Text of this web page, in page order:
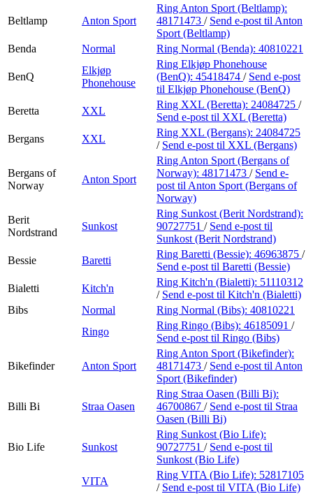
Beltlamp Anton Sport
Ring Anton Sport (Beltlamp):
48171473 / Send e-post til Anton
Sport (Beltlamp)
Benda
Normal Ring Normal (Benda): 40810221
BenQ
Elkjøp
Phonehouse
Ring Elkjøp Phonehouse
(BenQ): 45418474 / Send e-post
til Elkjøp Phonehouse (BenQ)
Beretta
XXL
Ring XXL (Beretta): 24084725 /
Send e-post til XXL (Beretta)
Bergans
XXL
Ring XXL (Bergans): 24084725
/ Send e-post til XXL (Bergans)
Bergans of
Norway
Anton Sport
Ring Anton Sport (Bergans of
Norway): 48171473 / Send e-
post til Anton Sport (Bergans of
Norway)
Berit
Nordstrand
Sunkost
Ring Sunkost (Berit Nordstrand):
90727751 / Send e-post til
Sunkost (Berit Nordstrand)
Bessie
Baretti
Ring Baretti (Bessie): 46963875 /
Send e-post til Baretti (Bessie)
Bialetti
Kitch'n
Ring Kitch'n (Bialetti): 51110312
/ Send e-post til Kitch'n (Bialetti)
Bibs
Normal Ring Normal (Bibs): 40810221
Ringo
Ring Ringo (Bibs): 46185091 /
Send e-post til Ringo (Bibs)
Bikefinder Anton Sport
Ring Anton Sport (Bikefinder):
48171473 / Send e-post til Anton
Sport (Bikefinder)
Billi Bi Straa Oasen
Ring Straa Oasen (Billi Bi):
46700867 / Send e-post til Straa
Oasen (Billi Bi)
Bio Life Sunkost
Ring Sunkost (Bio Life):
90727751 / Send e-post til
Sunkost (Bio Life)
VITA
Ring VITA (Bio Life): 52817105
/ Send e-post til VITA (Bio Life)